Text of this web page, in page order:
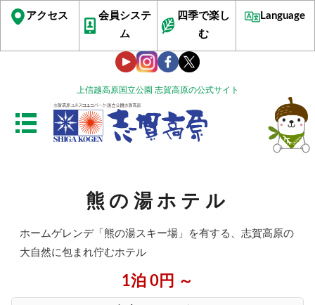
上信越高原国立公園 志賀高原の公式サイト
アクセス
会員システ
ム
四季で楽し
む
Language
熊の湯ホテル
ホームゲレンデ「熊の湯スキー場」を有する、志賀高原の
大自然に包まれ佇むホテル
1泊 0円 ～